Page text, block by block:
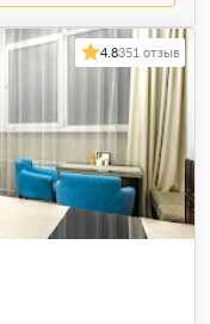
4.8351 отзыв